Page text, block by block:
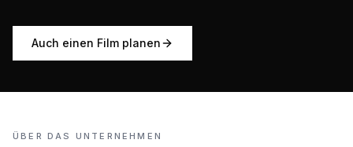
Auch einen Film planen
ÜBER DAS UNTERNEHMEN